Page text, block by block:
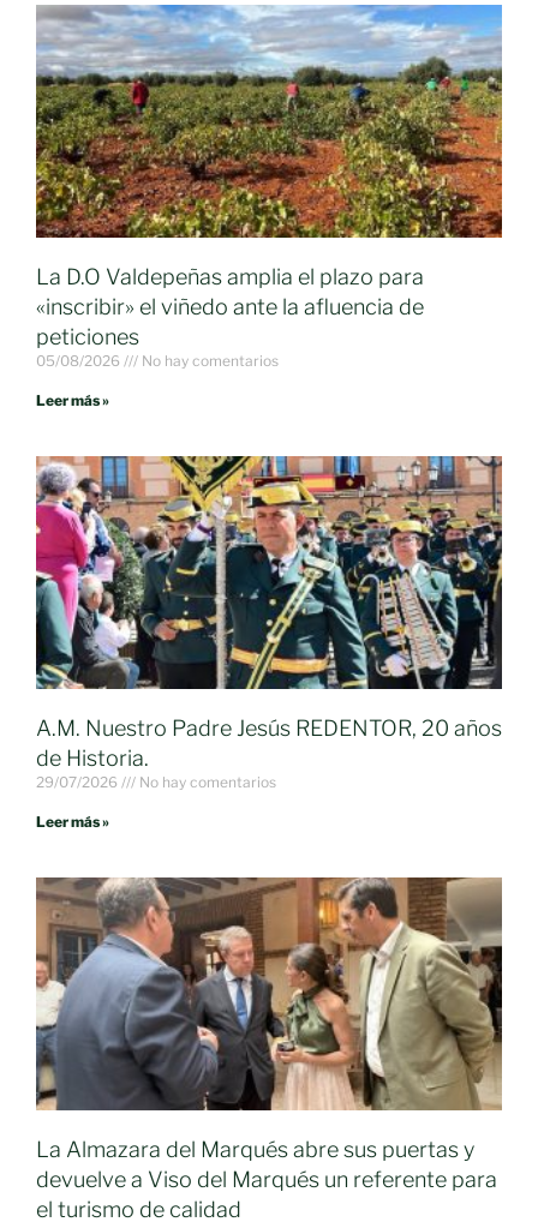
La D.O Valdepeñas amplia el plazo para
«inscribir» el viñedo ante la afluencia de
peticiones
05/08/2026 No hay comentarios
Leer más »
A.M. Nuestro Padre Jesús REDENTOR, 20 años
de Historia.
29/07/2026 No hay comentarios
Leer más »
La Almazara del Marqués abre sus puertas y
devuelve a Viso del Marqués un referente para
el turismo de calidad